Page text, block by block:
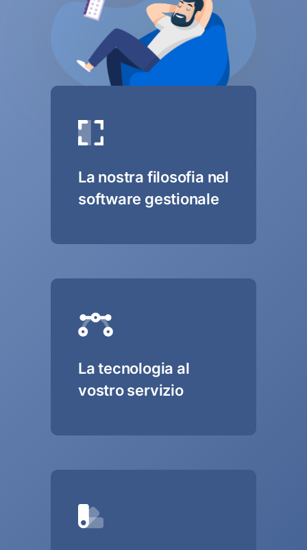
La nostra filosofia nel
software gestionale
La tecnologia al
vostro servizio